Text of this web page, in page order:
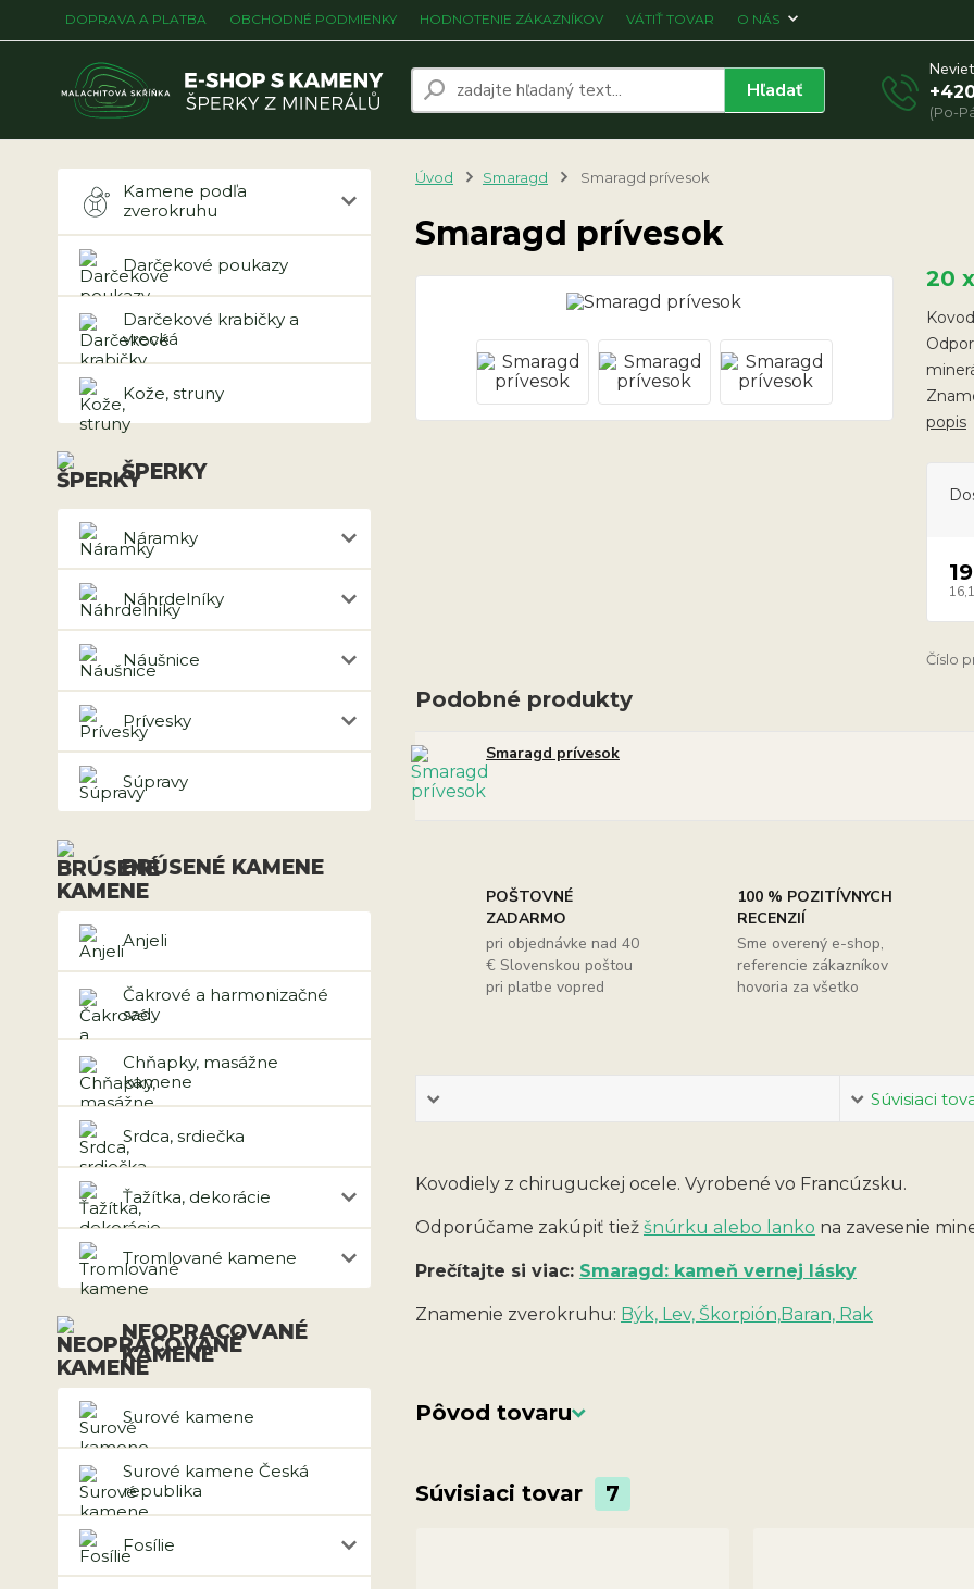
DOPRAVA A PLATBA OBCHODNÉ PODMIENKY HODNOTENIE ZÁKAZNÍKOV VÁTIŤ TOVAR O NÁS
Hľadať
(Po-
Kamene podľa
zverokruhu
Darčekové poukazy
Darčekové krabičky a
vrecká
Kože, struny
ŠPERKY
Náramky
Náhrdelníky
Náušnice
Prívesky
Súpravy
BRÚSENÉ KAMENE
Anjeli
Čakrové a harmonizačné
sady
Chňapky, masážne
kamene
Srdca, srdiečka
Ťažítka, dekorácie
Tromlované kamene
NEOPRACOVANÉ
KAMENE
Surové kamene
Surové kamene Česká
republika
Fosílie
Úvod Smaragd Smaragd prívesok
Smaragd prívesok
20
popis
Číslo
Podobné produkty
Smaragd prívesok
POŠTOVNÉ
ZADARMO
pri objednávke nad 40
€ Slovenskou poštou
pri platbe vopred
100 % POZITÍVNYCH
RECENZIÍ
Sme overený e-shop,
referencie zákazníkov
hovoria za všetko
Súvisiaci
Kovodiely z chiruguckej ocele. Vyrobené vo Francúzsku.
Odporúčame zakúpiť tiež šnúrku alebo lanko na zavesenie
Prečítajte si viac: Smaragd: kameň vernej lásky
Znamenie zverokruhu: Býk, Lev, Škorpión,Baran, Rak
Pôvod tovaru
Súvisiaci tovar 7